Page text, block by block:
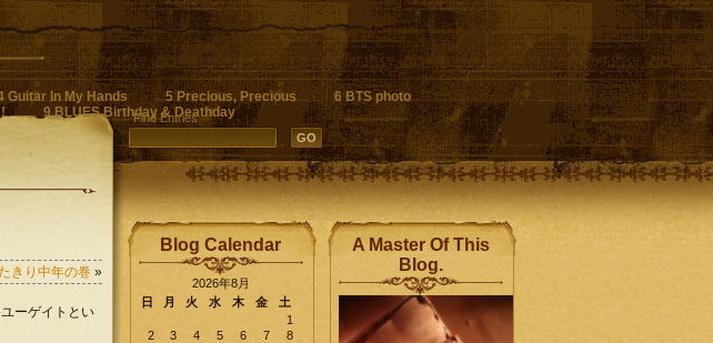
Guitar In My Hands 5 Precious, Precious
6 BTS photo
9 BLUES Birthday & Deathday
Find Entries
きり中年の巻 »
ーゲイトとい
Blog Calendar
2026年8月
日
月 火 水 木 金
土
1
2
3 4 5 6 7
8
A Master Of This
Blog.